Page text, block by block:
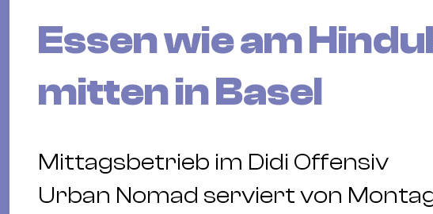
Essen wie am
mitten in Basel
Mittagsbetrieb im Didi Offensiv
Urban Nomad serviert von